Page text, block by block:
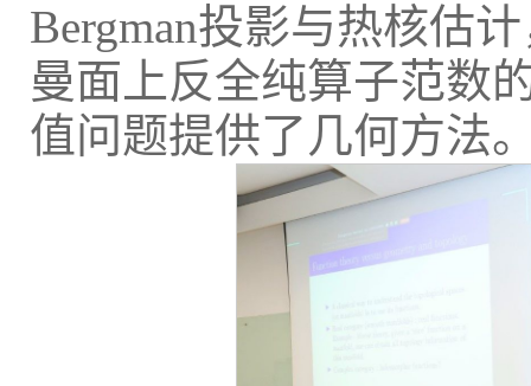
Bergman投影与热核估
曼面上反全纯算子范数
值问题提供了几何方法